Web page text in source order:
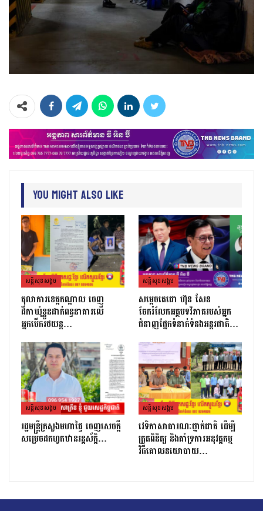
You Might Also Like
សន្តិសុខសង្គម
តុលាការខេត្តកណ្ដាល ចេញ
ដីកាឃុំខ្លួនដាក់ពន្ធនាគារលើ
អ្នកបើករថយន្ត…
សន្តិសុខសង្គម
សម្តេចតេជោ ហ៊ុន សែន
ចែករំលែកអត្ថបទវិភាគរបស់អ្នក
ជំនាញផ្នែកទំនាក់ទំនងអន្តរជាតិ…
សន្តិសុខសង្គម
រដ្ឋមន្ដ្រីក្រសួងមហាផ្ទៃ ចេញសេចក្តី
សម្រេចដកហូតឋានរន្តស័ក្តិ…
សន្តិសុខសង្គម
វេទិកាសាធារណៈថ្នាក់ជាតិ ដើម្បី
ត្រួតពិនិត្យ និងគាំទ្រការអនុវត្តកម្ម
វិធីគោលនយោបាយ…